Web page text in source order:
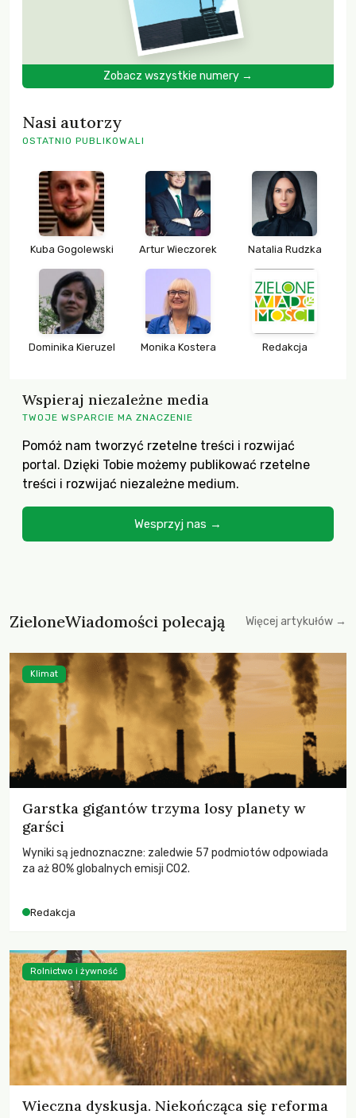
Zobacz wszystkie numery →
Nasi autorzy
OSTATNIO PUBLIKOWALI
Kuba Gogolewski Artur Wieczorek Natalia Rudzka
Dominika Kieruzel Monika Kostera Redakcja
Wspieraj niezależne media
TWOJE WSPARCIE MA ZNACZENIE
Pomóż nam tworzyć rzetelne treści i rozwijać
portal. Dzięki Tobie możemy publikować rzetelne
treści i rozwijać niezależne medium.
Wesprzyj nas →
ZieloneWiadomości polecają Więcej artykułów →
Garstka gigantów trzyma losy planety w
garści
Wyniki są jednoznaczne: zaledwie 57 podmiotów odpowiada
za aż 80% globalnych emisji CO2.
Redakcja
Klimat
Wieczna dyskusja. Niekończąca się reforma
Rolnictwo i żywność